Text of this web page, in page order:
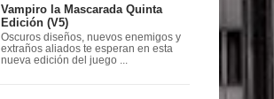
Vampiro la Mascarada Quinta
Edición (V5)
Oscuros diseños, nuevos enemigos y
extraños aliados te esperan en esta
nueva edición del juego ...